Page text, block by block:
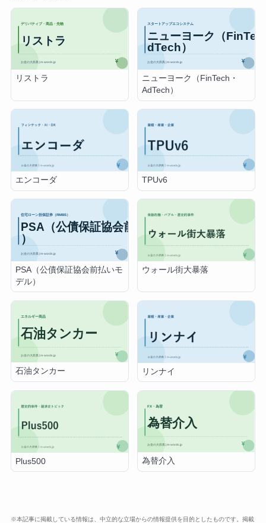
リストラ
ニューヨーク（FinTech・
AdTech）
エンコーダ TPUv6
PSA（公債保証協会前払いモ
デル）
ウォール街大暴落
石油タンカー リンナイ
Plus500 為替介入
※本記事に掲載している情報は、中立的な立場からの情報提供を目的としたものです。掲載